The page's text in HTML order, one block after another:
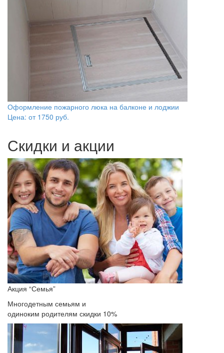
Оформление пожарного люка на балконе и лоджии
Цена: от 1750 руб.
Скидки и акции
Акция “Семья”
Многодетным семьям и
одиноким родителям скидки 10%